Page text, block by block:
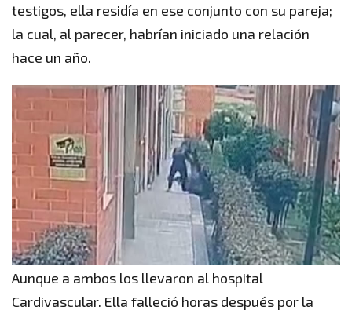
testigos, ella residía en ese conjunto con su pareja;
la cual, al parecer, habrían iniciado una relación
hace un año.
Aunque a ambos los llevaron al hospital
Cardivascular. Ella falleció horas después por la